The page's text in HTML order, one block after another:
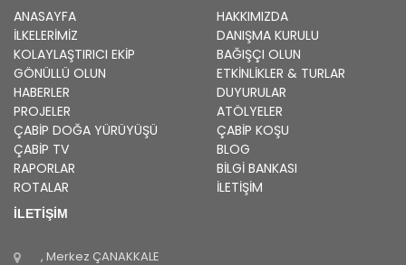
ANASAYFA
HAKKIMIZDA
İLKELERIMIZ
DANIŞMA KURULU
KOLAYLAŞTIRICI EKIP
BAĞIŞÇI OLUN
GÖNÜLLÜ OLUN
ETKINLIKLER & TURLAR
HABERLER
DUYURULAR
PROJELER
ATÖLYELER
ÇABİP DOĞA YÜRÜYÜŞÜ ÇABİP KOŞU
ÇABİP TV
BLOG
RAPORLAR
BILGI BANKASI
ROTALAR
İLETİŞİM
İLETİŞİM
, Merkez ÇANAKKALE